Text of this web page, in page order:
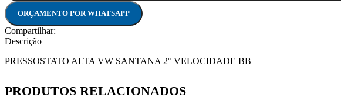
ORÇAMENTO POR WHATSAPP
Compartilhar:
Descrição
PRESSOSTATO ALTA VW SANTANA 2° VELOCIDADE BB
PRODUTOS RELACIONADOS